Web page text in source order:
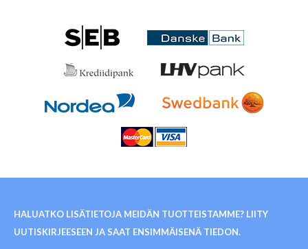
HALUATKO LISÄTIETOJA MEIDÄN TUOTTEISTAMME? LIITY
UUTISKIRJEESEEN JA SAAT ENSIMMÄISENÄ TIEDON.